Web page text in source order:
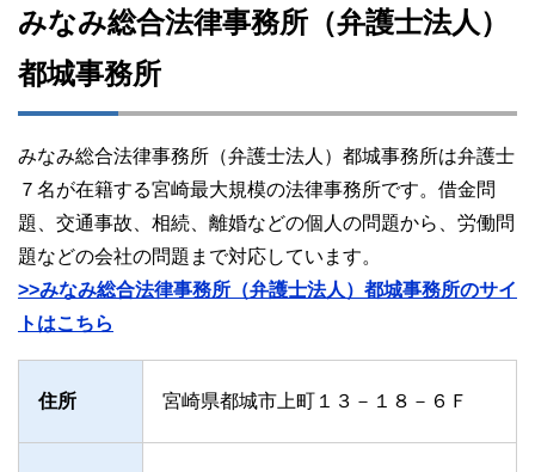
みなみ総合法律事務所（弁護士法人）
都城事務所
みなみ総合法律事務所（弁護士法人）都城事務所は弁護士
７名が在籍する宮崎最大規模の法律事務所です。借金問
題、交通事故、相続、離婚などの個人の問題から、労働問
題などの会社の問題まで対応しています。
>>みなみ総合法律事務所（弁護士法人）都城事務所のサイ
トはこちら
住所 宮崎県都城市上町１３－１８－６Ｆ